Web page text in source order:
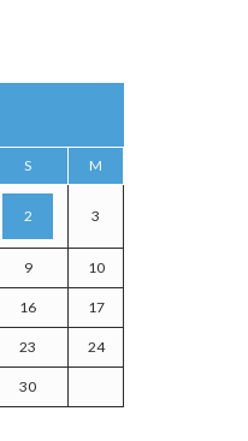
S M
2 3
9 10
16 17
23 24
30